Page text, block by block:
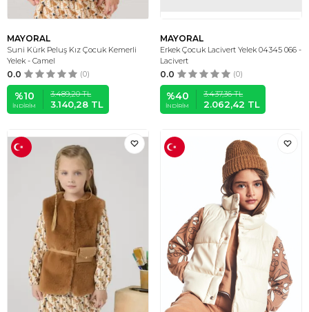
MAYORAL
Suni Kürk Peluş Kız Çocuk Kemerli
Yelek - Camel
0.0 (0)
%10
İNDIRIM
3.489,20TL
3.140,28 TL
MAYORAL
Erkek Çocuk Lacivert Yelek 04345 066 -
Lacivert
0.0 (0)
%40
İNDIRIM
3.437,36TL
2.062,42 TL